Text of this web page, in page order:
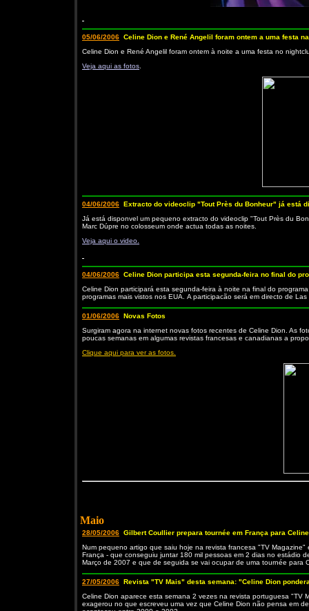
05/06/2006 Celine Dion e René Angelil foram ontem a uma festa
Celine Dion e René Angelil foram ontem à noite a uma festa no
Veja aqui as fotos
04/06/2006 Extracto do videoclip "Tout Près du Bonheur" já está
Já está dispon­vel um pequeno extracto do videoclip "Tout Près du
Marc Dúpre no colosseum onde actua todas as noites.
Veja aqui o video.
04/06/2006 Celine Dion participa esta segunda-feira no final do
Celine Dion participará esta segunda-feira à noite na final do
programas mais vistos nos EUA. A participacão será em directo de
01/06/2006 Novas Fotos
Surgiram agora na internet novas fotos recentes de Celine Dion. As
poucas semanas em algumas revistas francesas e canadianas a
Clique aqui para ver as fotos.
Maio
28/05/2006 Gilbert Coullier prepara tournée em França para
Num pequeno artigo que saiu hoje na revista francesa "TV
França - que conseguiu juntar 180 mil pessoas em 2 dias no estádio
Março de 2007 e que de seguida se vai ocupar de uma tournée para
27/05/2006 Revista "TV Mais" desta semana: "Celine Dion
Celine Dion aparece esta semana 2 vezes na revista portuguesa "TV
exagerou no que escreveu uma vez que Celine Dion não pensa em